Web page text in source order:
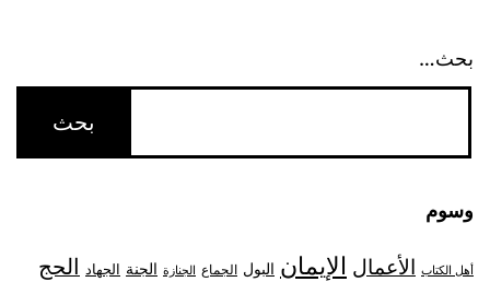
بحث…
وسوم
أهل الكتاب الأعمال الإيمان البول الجماع الجنازة الجنة الجهاد الحج